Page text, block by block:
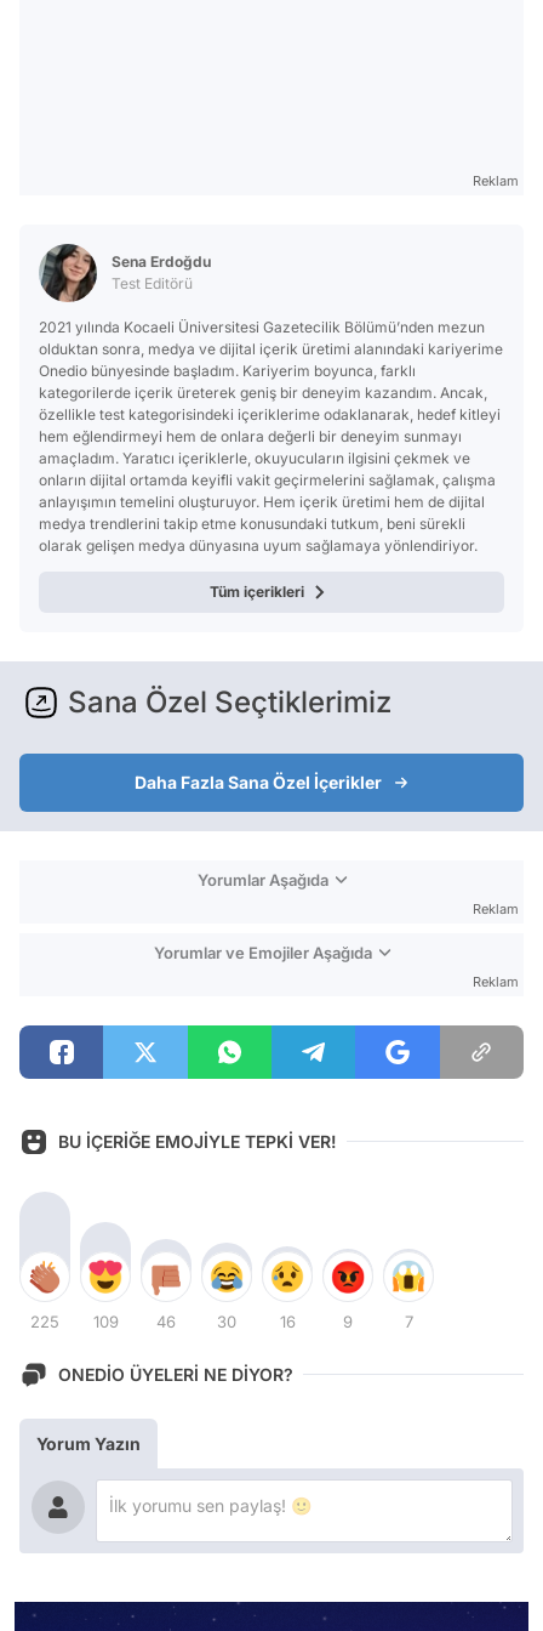
Reklam
Sena Erdoğdu
Test Editörü
2021 yılında Kocaeli Üniversitesi Gazetecilik Bölümü’nden mezun
olduktan sonra, medya ve dijital içerik üretimi alanındaki kariyerime
Onedio bünyesinde başladım. Kariyerim boyunca, farklı
kategorilerde içerik üreterek geniş bir deneyim kazandım. Ancak,
özellikle test kategorisindeki içeriklerime odaklanarak, hedef kitleyi
hem eğlendirmeyi hem de onlara değerli bir deneyim sunmayı
amaçladım. Yaratıcı içeriklerle, okuyucuların ilgisini çekmek ve
onların dijital ortamda keyifli vakit geçirmelerini sağlamak, çalışma
anlayışımın temelini oluşturuyor. Hem içerik üretimi hem de dijital
medya trendlerini takip etme konusundaki tutkum, beni sürekli
olarak gelişen medya dünyasına uyum sağlamaya yönlendiriyor.
Tüm içerikleri
Sana Özel Seçtiklerimiz
Daha Fazla Sana Özel İçerikler
Yorumlar Aşağıda
Reklam
Yorumlar ve Emojiler Aşağıda
Reklam
BU İÇERİĞE EMOJİYLE TEPKİ VER!
225 109 46 30 16 9 7
ONEDİO ÜYELERİ NE DİYOR?
Yorum Yazın